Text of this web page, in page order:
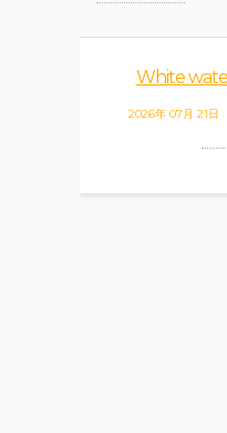
White
2026年 07月 21日